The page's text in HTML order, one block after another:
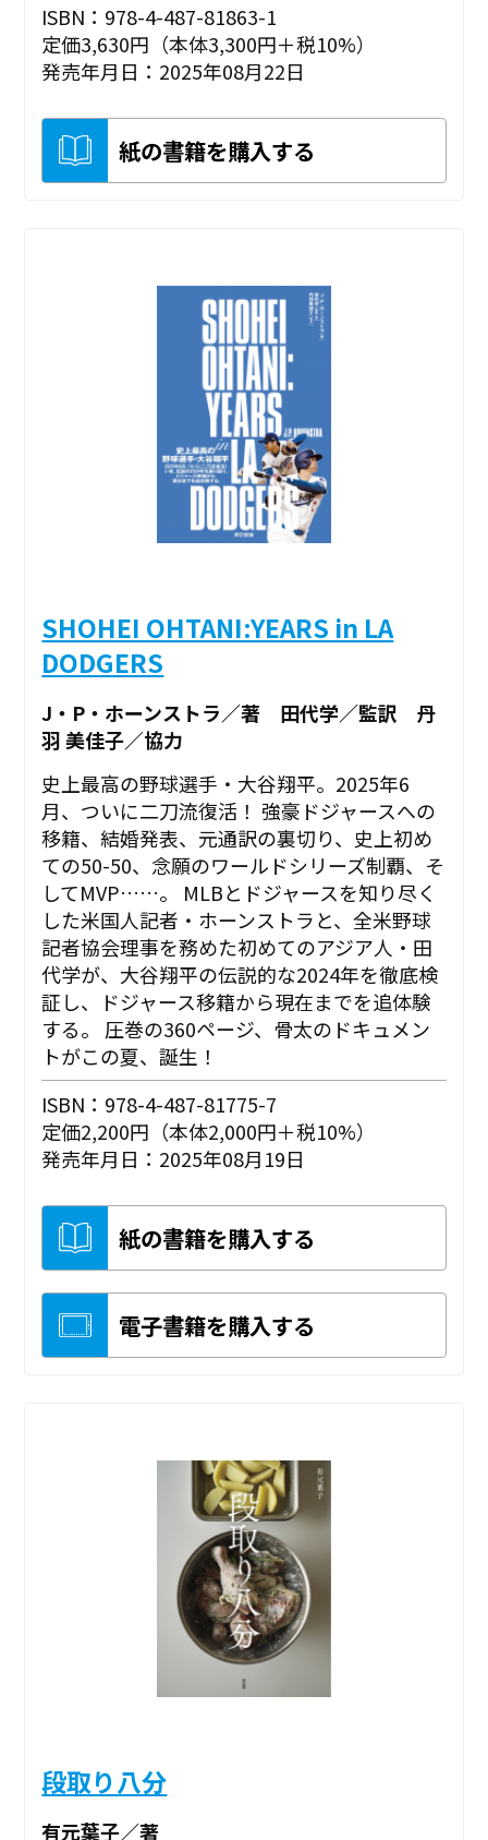
ISBN：978-4-487-81863-1
定価3,630円（本体3,300円＋税10%）
発売年月日：2025年08月22日
紙の書籍を購入する
SHOHEI OHTANI:YEARS in LA
DODGERS
J・P・ホーンストラ／著 田代学／監訳 丹
羽 美佳子／協力
史上最高の野球選手・大谷翔平。2025年6
月、ついに二刀流復活！ 強豪ドジャースへの
移籍、結婚発表、元通訳の裏切り、史上初め
ての50-50、念願のワールドシリーズ制覇、そ
してMVP……。 MLBとドジャースを知り尽く
した米国人記者・ホーンストラと、全米野球
記者協会理事を務めた初めてのアジア人・田
代学が、大谷翔平の伝説的な2024年を徹底検
証し、ドジャース移籍から現在までを追体験
する。 圧巻の360ページ、骨太のドキュメン
トがこの夏、誕生！
ISBN：978-4-487-81775-7
定価2,200円（本体2,000円＋税10%）
発売年月日：2025年08月19日
紙の書籍を購入する
電子書籍を購入する
段取り八分
有元葉子／著